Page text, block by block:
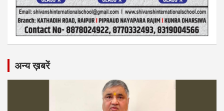
अन्य ख़बरें